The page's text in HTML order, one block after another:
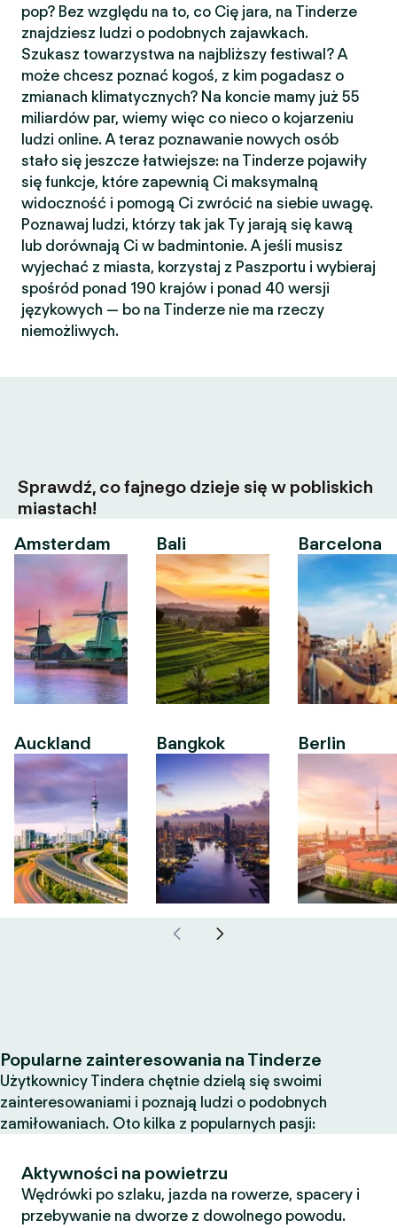
pop? Bez względu na to, co Cię jara, na Tinderze
znajdziesz ludzi o podobnych zajawkach.
Szukasz towarzystwa na najbliższy festiwal? A
może chcesz poznać kogoś, z kim pogadasz o
zmianach klimatycznych? Na koncie mamy już 55
miliardów par, wiemy więc co nieco o kojarzeniu
ludzi online. A teraz poznawanie nowych osób
stało się jeszcze łatwiejsze: na Tinderze pojawiły
się funkcje, które zapewnią Ci maksymalną
widoczność i pomogą Ci zwrócić na siebie uwagę.
Poznawaj ludzi, którzy tak jak Ty jarają się kawą
lub dorównają Ci w badmintonie. A jeśli musisz
wyjechać z miasta, korzystaj z Paszportu i wybieraj
spośród ponad 190 krajów i ponad 40 wersji
językowych — bo na Tinderze nie ma rzeczy
niemożliwych.
Sprawdź, co fajnego dzieje się w pobliskich
miastach!
Amsterdam
Auckland
Bali
Bangkok
Barcelona
Berlin
Popularne zainteresowania na Tinderze
Użytkownicy Tindera chętnie dzielą się swoimi
zainteresowaniami i poznają ludzi o podobnych
zamiłowaniach. Oto kilka z popularnych pasji:
Aktywności na powietrzu
Wędrówki po szlaku, jazda na rowerze, spacery i
przebywanie na dworze z dowolnego powodu.